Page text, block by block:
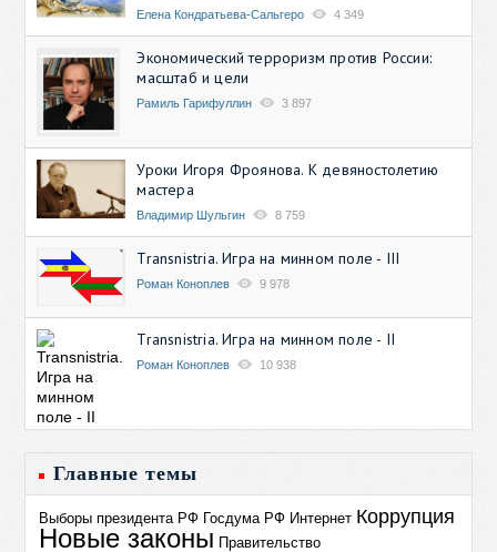
Елена Кондратьева-Сальгеро 4 349
Экономический терроризм против России:
масштаб и цели
Рамиль Гарифуллин 3 897
Уроки Игоря Фроянова. К девяностолетию
мастера
Владимир Шульгин 8 759
Transnistria. Игра на минном поле - III
Роман Коноплев 9 978
Transnistria. Игра на минном поле - II
Роман Коноплев 10 938
Главные темы
Выборы президента РФ Госдума РФ Интернет Коррупция
Новые законы Правительство